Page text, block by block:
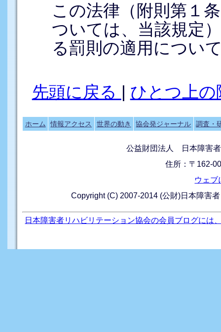
この法律（附則第１
ついては、当該規定
る罰則の適用につい
先頭に戻る | ひとつ上の
ホーム 情報アクセス 世界の動き 協会発ジャーナル 調査・
公益財団法人 日本障害
住所：〒162-
ウェブ
Copyright (C) 2007-2014 (公財)日本障害
日本障害者リハビリテーション協会の会員ブログには